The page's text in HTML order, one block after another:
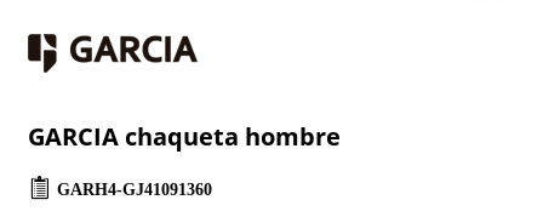
GARCIA chaqueta hombre
GARH4-GJ41091360